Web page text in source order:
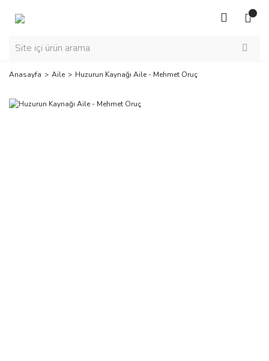
Anasayfa Aile Huzurun Kaynağı Aile - Mehmet Oruç